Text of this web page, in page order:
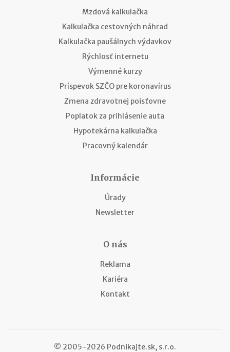
Mzdová kalkulačka
Kalkulačka cestovných náhrad
Kalkulačka paušálnych výdavkov
Rýchlosť internetu
Výmenné kurzy
Príspevok SZČO pre koronavírus
Zmena zdravotnej poisťovne
Poplatok za prihlásenie auta
Hypotekárna kalkulačka
Pracovný kalendár
Informácie
Úrady
Newsletter
O nás
Reklama
Kariéra
Kontakt
© 2005-2026 Podnikajte.sk, s.r.o.